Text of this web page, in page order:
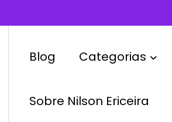
Blog Categorias
Sobre Nilson Ericeira